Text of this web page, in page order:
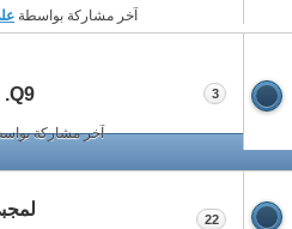
آخر مشاركة بواسطة
Q9. سؤال هندسة على مثلثات
آخر مشاركة
3
22